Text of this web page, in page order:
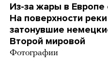
Из-за жары в
На поверхности
затонувшие
Второй мировой
Фотографии